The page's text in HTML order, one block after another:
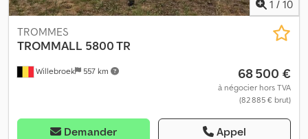
1 / 10
Willebroek 557 km
TROMMES
TROMMALL 5800 TR
68 500 €
à négocier hors TVA
(82 885 € brut)
Demander Appel